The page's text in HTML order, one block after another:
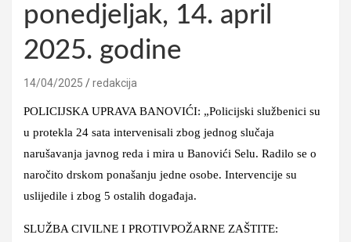
ponedjeljak, 14. april
2025. godine
14/04/2025 redakcija
POLICIJSKA UPRAVA BANOVIĆI: „Policijski službenici su
u protekla 24 sata intervenisali zbog jednog slučaja
narušavanja javnog reda i mira u Banovići Selu. Radilo se o
naročito drskom ponašanju jedne osobe. Intervencije su
uslijedile i zbog 5 ostalih događaja.
SLUŽBA CIVILNE I PROTIVPOŽARNE ZAŠTITE: